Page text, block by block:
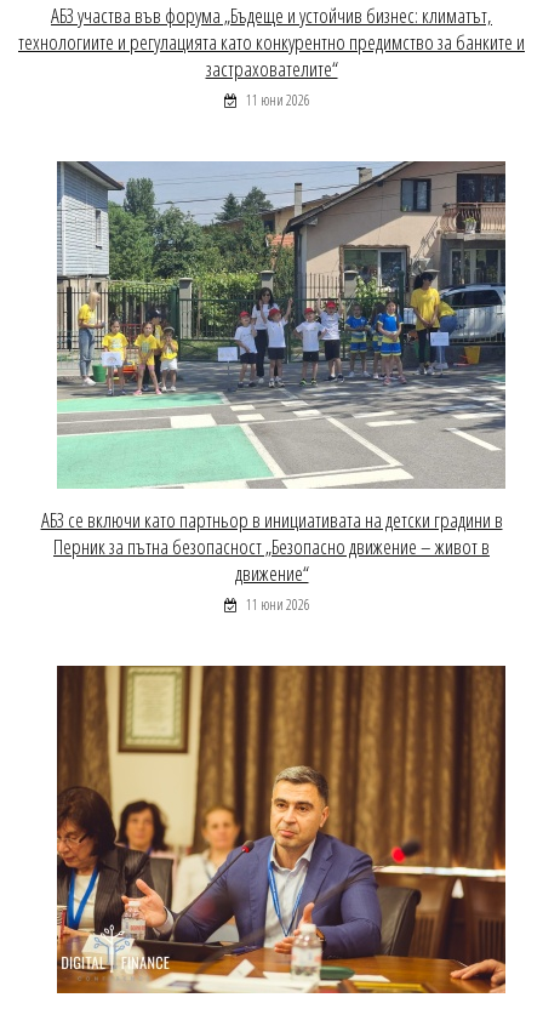
АБЗ участва във форума „Бъдеще и устойчив бизнес: климатът,
технологиите и регулацията като конкурентно предимство за банките и
застрахователите“
11 юни 2026
АБЗ се включи като партньор в инициативата на детски градини в
Перник за пътна безопасност „Безопасно движение – живот в
движение“
11 юни 2026